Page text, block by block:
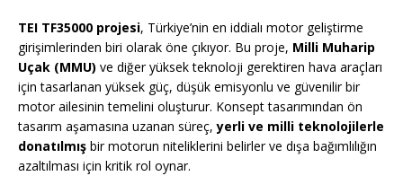
TEI TF35000 projesi, Türkiye’nin en iddialı motor geliştirme
girişimlerinden biri olarak öne çıkıyor. Bu proje, Milli Muharip
Uçak (MMU) ve diğer yüksek teknoloji gerektiren hava araçları
için tasarlanan yüksek güç, düşük emisyonlu ve güvenilir bir
motor ailesinin temelini oluşturur. Konsept tasarımından ön
tasarım aşamasına uzanan süreç,yerli ve milli teknolojilerle
donatılmış bir motorun niteliklerini belirler ve dışa bağımlılığın
azaltılması için kritik rol oynar.